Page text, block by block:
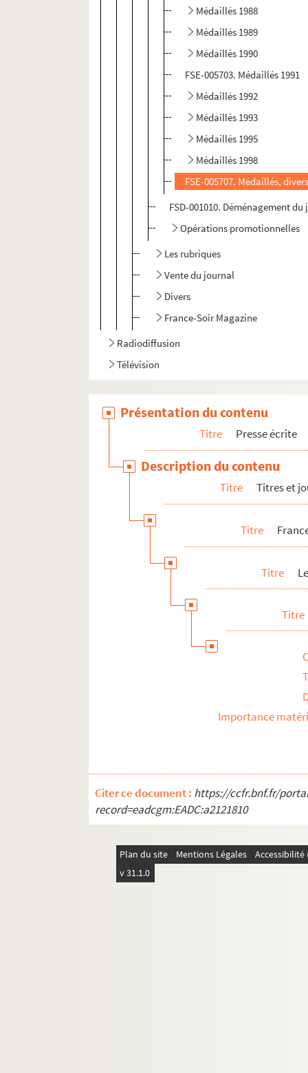
Médaillés 1988
Médaillés 1989
Médaillés 1990
FSE-005703. Médaillés 1991
Médaillés 1992
Médaillés 1993
Médaillés 1995
Médaillés 1998
FSE-005707. Médaillés,
FSD-001010. Déménagement
Opérations promotionnelles
Les rubriques
Vente du journal
Divers
France-Soir Magazine
Radiodiffusion
Télévision
Présentation du contenu
Titre Presse écrite
Description du contenu
Titre Titres et
Titre
Titre
Titre
Importance
Citer ce document : https://ccfr.bnf.fr/
record=eadcgm:EADC:a2121810
Plan du site Mentions Légales
v 31.1.0